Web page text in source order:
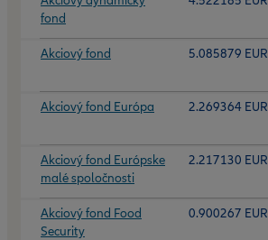
fond
Akciový fond 5.085879 EUR
Akciový fond Európa 2.269364 EUR
Akciový fond Európske
malé spoločnosti
2.217130 EUR
Akciový fond Food
Security
0.900267 EUR